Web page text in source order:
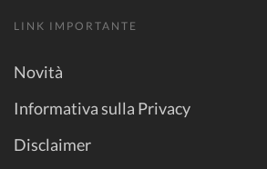
LINK IMPORTANTE
Novità
Informativa sulla Privacy
Disclaimer